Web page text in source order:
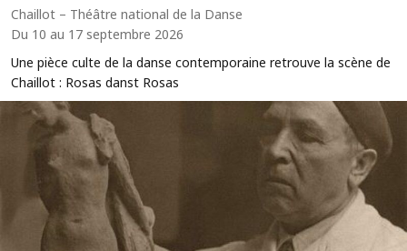
Chaillot – Théâtre national de la Danse
Du 10 au 17 septembre 2026
Une pièce culte de la danse contemporaine retrouve la scène de
Chaillot : Rosas danst Rosas